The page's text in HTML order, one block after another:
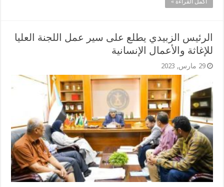
أكمل القراءة »
الرئيس الزبيدي يطلع على سير عمل اللجنة العليا
للإغاثة والأعمال الإنسانية
29 مارس, 2023